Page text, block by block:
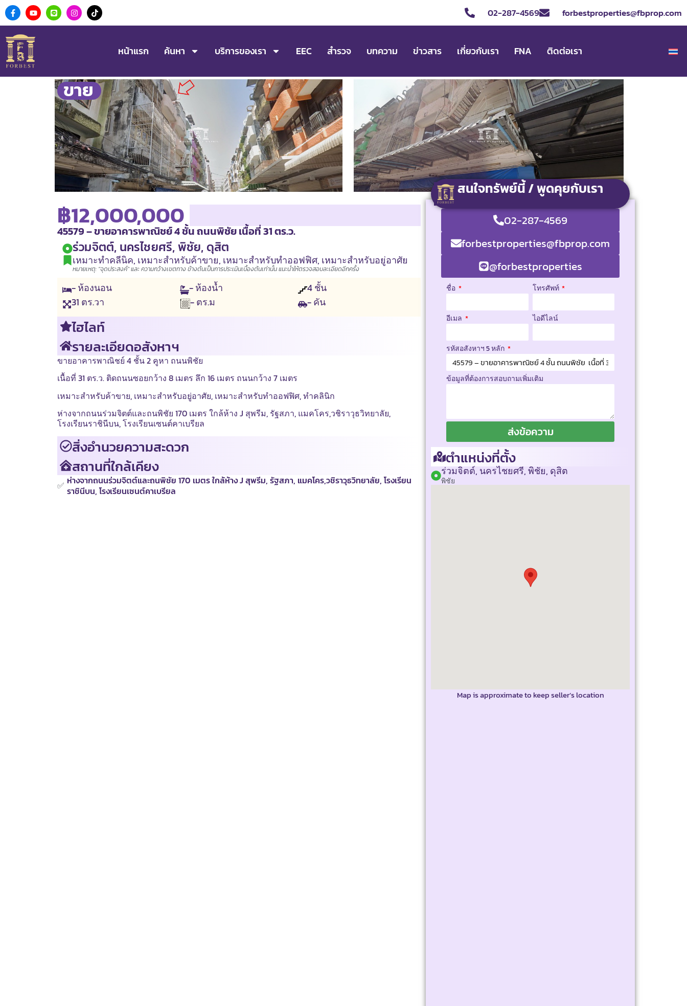
02-287-4569 forbestproperties@fbprop.com
หน้าแรก ค้นหา บริการของเรา EEC สำรวจ บทความ ข่าวสาร เกี่ยวกับเรา FNA ติดต่อเรา
ขาย
฿12,000,000
45579 – ขายอาคารพาณิชย์ 4 ชั้น ถนนพิชัย เนื้อที่ 31 ตร.ว.
ร่วมจิตต์, นครไชยศรี, พิชัย, ดุสิต
เหมาะทำคลีนิค, เหมาะสำหรับค้าขาย, เหมาะสำหรับทำออฟฟิศ, เหมาะสำหรับอยู่อาศัย
หมายเหตุ: "จุดประสงค์" และ ความกว้างเขตทาง ข้างต้นเป็นการประเมินเบื้องต้นเท่านั้น แนะนำให้ตรวจสอบละเอียดอีกครั้ง
- ห้องนอน - ห้องน้ำ 4ชั้น
31 ตร.วา - ตร.ม - คัน
ไฮไลท์
รายละเอียดอสังหาฯ
ขายอาคารพาณิชย์ 4 ชั้น 2 คูหา ถนนพิชัย
เนื้อที่ 31 ตร.ว. ติดถนนซอยกว้าง 8 เมตร ลึก 16 เมตร ถนนกว้าง 7 เมตร
เหมาะสำหรับค้าขาย, เหมาะสำหรับอยู่อาศัย, เหมาะสำหรับทำออฟฟิศ, ทำคลินิก
ห่างจากถนนร่วมจิตต์และถนพิชัย 170 เมตร ใกล้ห้าง J สุพรีม, รัฐสภา, แมคโคร,วชิราวุธวิทยาลัย,
โรงเรียนราชินีบน, โรงเรียนเซนต์คาเบรียล
สิ่งอำนวยความสะดวก
สถานที่ใกล้เคียง
✅ ห่างจากถนนร่วมจิตต์และถนพิชัย 170 เมตร ใกล้ห้าง J สุพรีม, รัฐสภา, แมคโคร,วชิราวุธวิทยาลัย, โรงเรียน
ราชินีบน, โรงเรียนเซนต์คาเบรียล
สนใจทรัพย์นี้ / พูดคุยกับเรา
02-287-4569
forbestproperties@fbprop.com
@forbestproperties
ชื่อ โทรศัพท์
อีเมล ไอดีไลน์
รหัสอสังหาฯ 5 หลัก
ข้อมูลที่ต้องการสอบถามเพิ่มเติม
ส่งข้อความ
ตำแหน่งที่ตั้ง
ร่วมจิตต์, นครไชยศรี, พิชัย, ดุสิต
พิชัย
Map is approximate to keep seller’s location